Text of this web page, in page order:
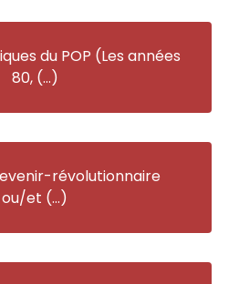
du POP (Les années
80, (…)
révolutionnaire
ou/et (…)